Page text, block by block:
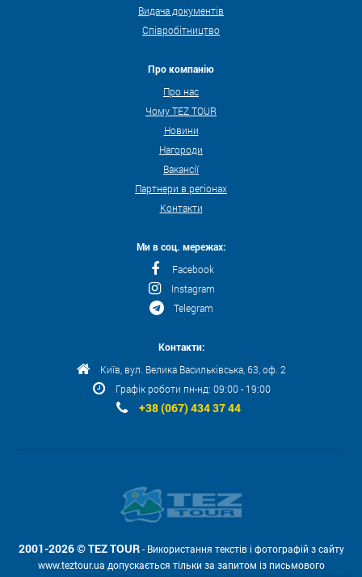
Видача документів
Співробітництво
Про компанію
Про нас
Чому TEZ TOUR
Новини
Нагороди
Вакансії
Партнери в регіонах
Контакти
Ми в соц. мережах:
Facebook
Instagram
Telegram
Контакти:
Київ, вул. Велика Васильківська, 63, оф. 2
Графік роботи пн-нд: 09:00 - 19:00
+38 (067) 434 37 44
2001-2026 © TEZ TOUR - Використання текстів і фотографій з сайту
www.teztour.ua допускається тільки за запитом із письмового